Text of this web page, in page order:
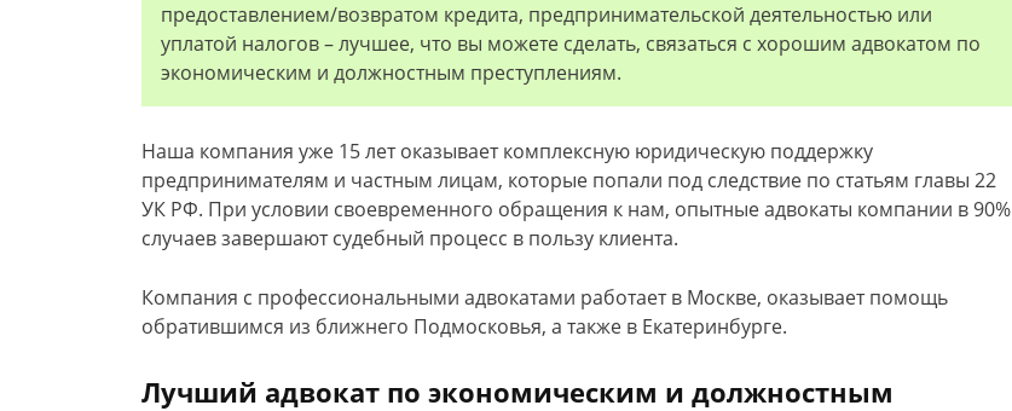
предоставлением/возвратом кредита, предпринимательской деятельностью или
уплатой налогов – лучшее, что вы можете сделать, связаться с хорошим адвокатом по
экономическим и должностным преступлениям.
Наша компания уже 15 лет оказывает комплексную юридическую поддержку
предпринимателям и частным лицам, которые попали под следствие по статьям главы 22
УК РФ. При условии своевременного обращения к нам, опытные адвокаты компании в 90%
случаев завершают судебный процесс в пользу клиента.
Компания с профессиональными адвокатами работает в Москве, оказывает помощь
обратившимся из ближнего Подмосковья, а также в Екатеринбурге.
Лучший адвокат по экономическим и должностным